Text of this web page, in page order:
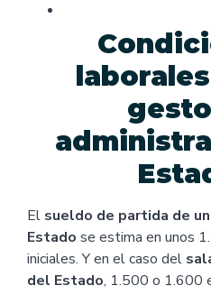
El sueldo de partida de
Estado se estima en unos
iniciales. Y en el caso del
del Estado, 1.500 o 1.600